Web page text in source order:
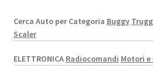
Cerca Auto per Categoria Buggy
Scaler
ELETTRONICA Radiocomandi Motori